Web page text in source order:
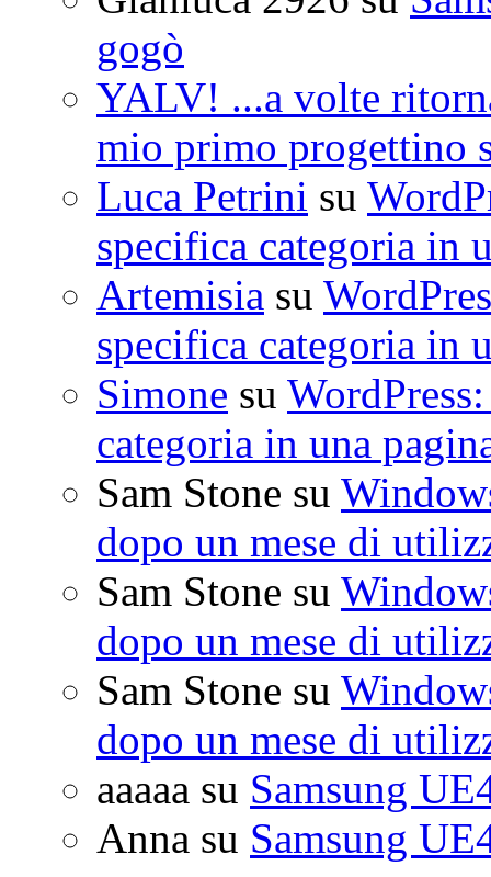
gogò
YALV! ...a volte
mio primo progettino
Luca Petrini su
specifica categoria in
Artemisia su
specifica categoria in
Simone su
categoria in una
Sam Stone su
dopo un mese di
Sam Stone su
dopo un mese di
Sam Stone su
dopo un mese di
aaaaa su Samsung
Anna su Samsung